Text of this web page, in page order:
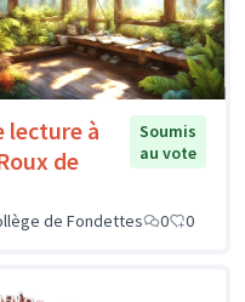
lecture à
de
Soumis
au vote
de Fondettes 0 0